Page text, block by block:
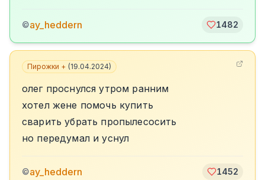
©ay_heddern 1482
Пирожки + (19.04.2024)
олег проснулся утром ранним
хотел жене помочь купить
сварить убрать пропылесосить
но передумал и уснул
©ay_heddern 1452